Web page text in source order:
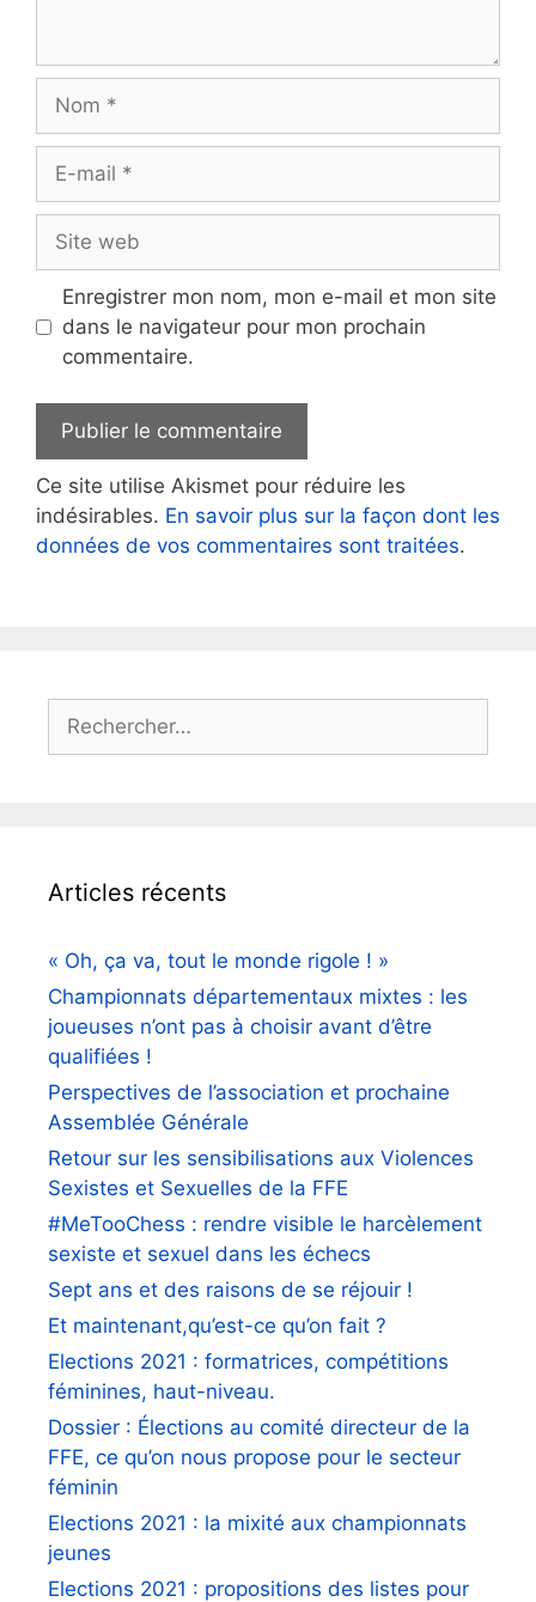
Nom
Site
web
Enregistrer mon nom, mon e-mail et mon site
dans le navigateur pour mon prochain
commentaire.
Ce site utilise Akismet pour réduire les
indésirables. En savoir plus sur la façon dont les
données de vos commentaires sont traitées.
Rechercher :
Articles récents
« Oh, ça va, tout le monde rigole ! »
Championnats départementaux mixtes : les
joueuses n’ont pas à choisir avant d’être
qualifiées !
Perspectives de l’association et prochaine
Assemblée Générale
Retour sur les sensibilisations aux Violences
Sexistes et Sexuelles de la FFE
#MeTooChess : rendre visible le harcèlement
sexiste et sexuel dans les échecs
Sept ans et des raisons de se réjouir !
Et maintenant,qu’est-ce qu’on fait ?
Elections 2021 : formatrices, compétitions
féminines, haut-niveau.
Dossier : Élections au comité directeur de la
FFE, ce qu’on nous propose pour le secteur
féminin
Elections 2021 : la mixité aux championnats
jeunes
Elections 2021 : propositions des listes pour